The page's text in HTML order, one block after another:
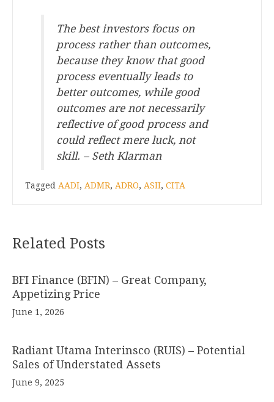
The best investors focus on
process rather than outcomes,
because they know that good
process eventually leads to
better outcomes, while good
outcomes are not necessarily
reflective of good process and
could reflect mere luck, not
skill. – Seth Klarman
Tagged AADI, ADMR, ADRO, ASII, CITA
Related Posts
BFI Finance (BFIN) – Great Company,
Appetizing Price
June 1, 2026
Radiant Utama Interinsco (RUIS) – Potential
Sales of Understated Assets
June 9, 2025